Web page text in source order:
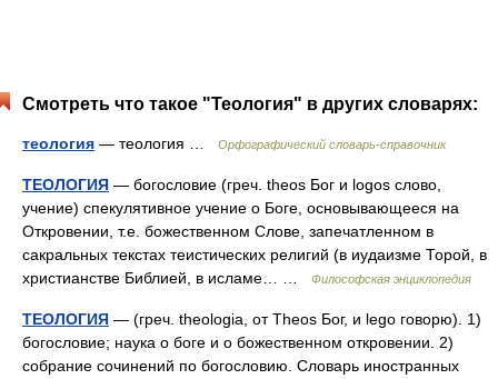
Смотреть что такое "Теология" в других словарях:
теология — теология … Орфографический словарь-справочник
ТЕОЛОГИЯ — богословие (греч. theos Бог и logos слово,
учение) спекулятивное учение о Боге, основывающееся на
Откровении, т.е. божественном Слове, запечатленном в
сакральных текстах теистических религий (в иудаизме Торой, в
христианстве Библией, в исламе… …
Философская энциклопедия
ТЕОЛОГИЯ — (греч. theologia, от Theos Бог, и lego говорю). 1)
богословие; наука о боге и о божественном откровении. 2)
собрание сочинений по богословию. Словарь иностранных